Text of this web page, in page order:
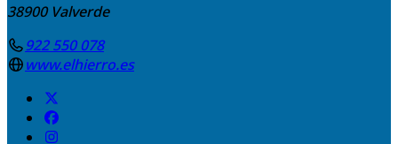
38900 Valverde
922 550 078
www.elhierro.es